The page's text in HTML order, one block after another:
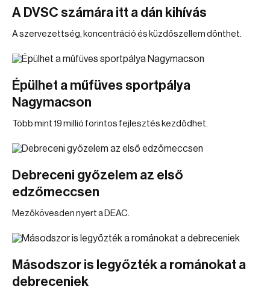
A DVSC számára itt a dán kihívás
A szervezettség, koncentráció és küzdőszellem dönthet.
Épülhet a műfüves sportpálya
Nagymacson
Több mint 19 millió forintos fejlesztés kezdődhet.
Debreceni győzelem az első
edzőmeccsen
Mezőkövesden nyert a DEAC.
Másodszor is legyőzték a románokat a
debreceniek